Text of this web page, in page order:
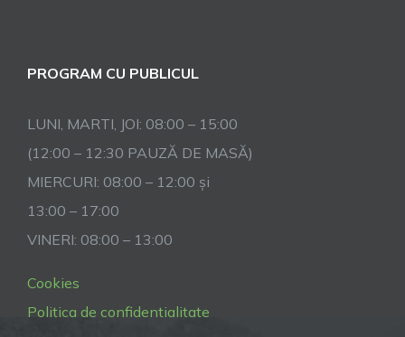
PROGRAM CU PUBLICUL
LUNI, MARTI, JOI: 08:00 – 15:00
(12:00 – 12:30 PAUZĂ DE MASĂ)
MIERCURI: 08:00 – 12:00 și
13:00 – 17:00
VINERI: 08:00 – 13:00
Cookies
Politica de confidentialitate